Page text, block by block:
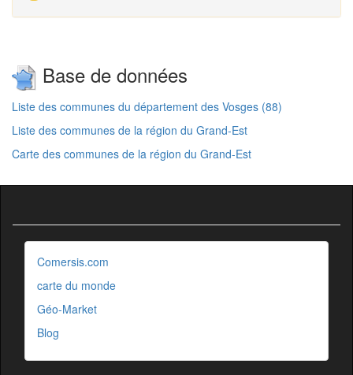
Base de données
Liste des communes du département des Vosges (88)
Liste des communes de la région du Grand-Est
Carte des communes de la région du Grand-Est
Comersis.com
carte du monde
Géo-Market
Blog